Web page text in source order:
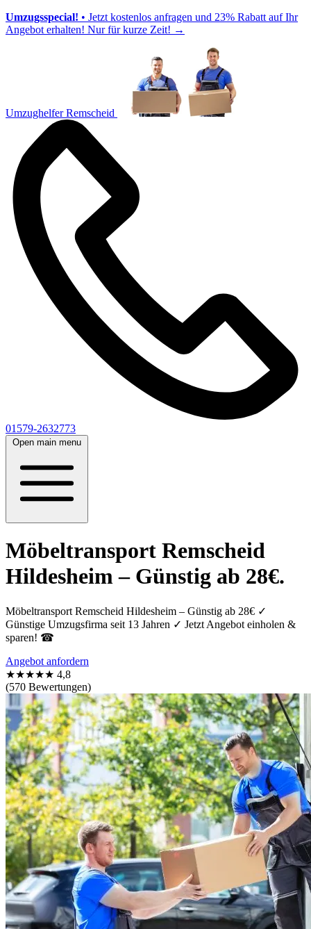
Umzugsspecial! • Jetzt kostenlos anfragen und 23% Rabatt auf Ihr
Angebot erhalten! Nur für kurze Zeit! →
Umzughelfer Remscheid
01579-2632773
Open main menu
Möbeltransport Remscheid
Hildesheim – Günstig ab 28€.
Möbeltransport Remscheid Hildesheim – Günstig ab 28€ ✓
Günstige Umzugsfirma seit 13 Jahren ✓ Jetzt Angebot einholen &
sparen! ☎
Angebot anfordern
★★★★★ 4,8
(570 Bewertungen)